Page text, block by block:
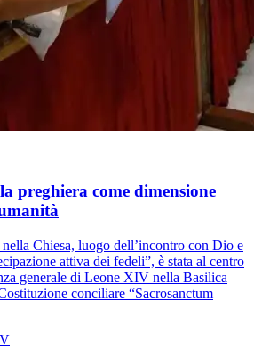
preghiera come dimensione
Chiesa, luogo dell’incontro con Dio e
attiva dei fedeli”, è stata al centro
generale di Leone XIV nella Basilica
conciliare “Sacrosanctum